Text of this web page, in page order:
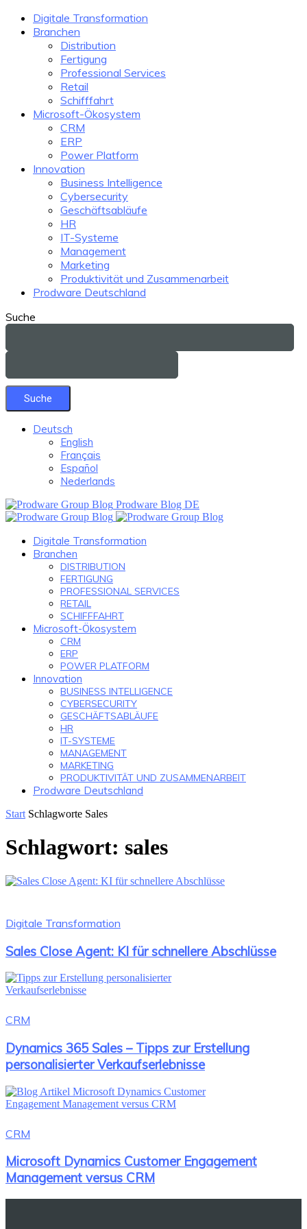
Digitale Transformation
Branchen
Distribution
Fertigung
Professional Services
Retail
Schifffahrt
Microsoft-Ökosystem
CRM
ERP
Power Platform
Innovation
Business Intelligence
Cybersecurity
Geschäftsabläufe
HR
IT-Systeme
Management
Marketing
Produktivität und Zusammenarbeit
Prodware Deutschland
Suche
Deutsch
English
Français
Español
Nederlands
Prodware Blog DE
Digitale Transformation
Branchen
DISTRIBUTION
FERTIGUNG
PROFESSIONAL SERVICES
RETAIL
SCHIFFFAHRT
Microsoft-Ökosystem
CRM
ERP
POWER PLATFORM
Innovation
BUSINESS INTELLIGENCE
CYBERSECURITY
GESCHÄFTSABLÄUFE
HR
IT-SYSTEME
MANAGEMENT
MARKETING
PRODUKTIVITÄT UND ZUSAMMENARBEIT
Prodware Deutschland
Start Schlagworte Sales
Schlagwort: sales
Digitale Transformation
Sales Close Agent: KI für schnellere Abschlüsse
CRM
Dynamics 365 Sales – Tipps zur Erstellung
personalisierter Verkaufserlebnisse
CRM
Microsoft Dynamics Customer Engagement
Management versus CRM